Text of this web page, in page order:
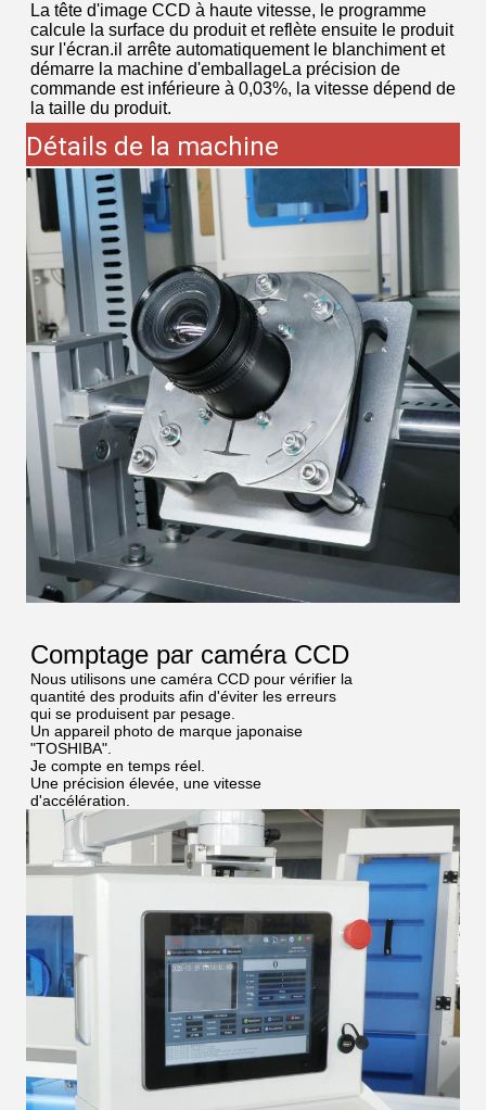
La tête d'image CCD à haute vitesse, le programme
calcule la surface du produit et reflète ensuite le produit
sur l'écran.il arrête automatiquement le blanchiment et
démarre la machine d'emballageLa précision de
commande est inférieure à 0,03%, la vitesse dépend de
la taille du produit.
Détails de la machine
Comptage par caméra CCD
Nous utilisons une caméra CCD pour vérifier la
quantité des produits afin d'éviter les erreurs
qui se produisent par pesage.
Un appareil photo de marque japonaise
"TOSHIBA".
Je compte en temps réel.
Une précision élevée, une vitesse
d'accélération.